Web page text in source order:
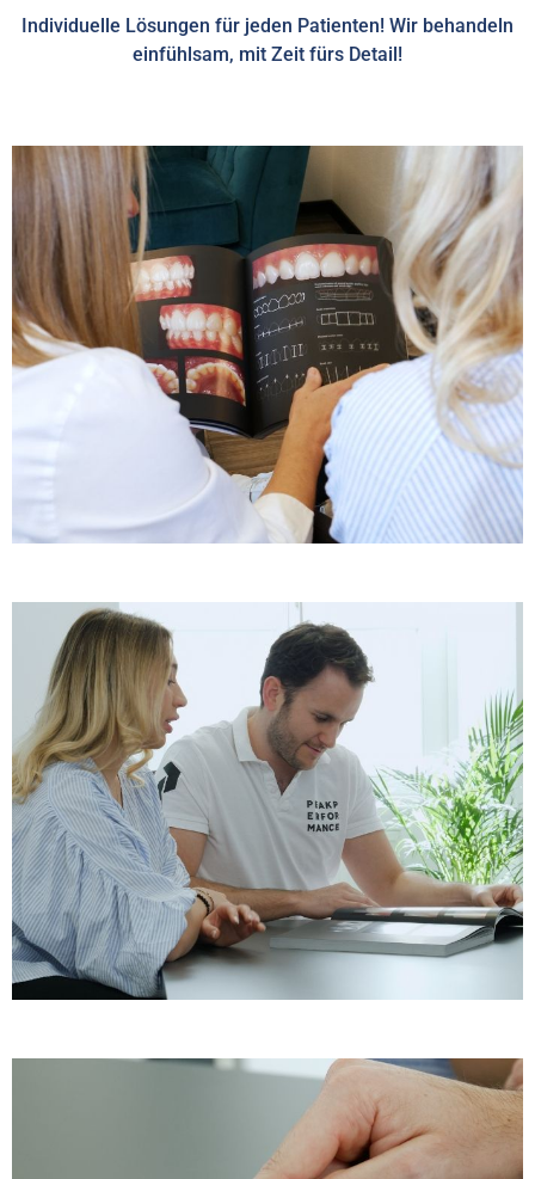
Individuelle Lösungen für jeden Patienten! Wir behandeln
einfühlsam, mit Zeit fürs Detail!
Beratung